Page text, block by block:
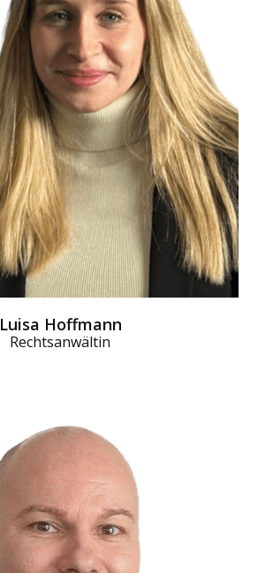
Luisa Hoffmann
Rechtsanwältin